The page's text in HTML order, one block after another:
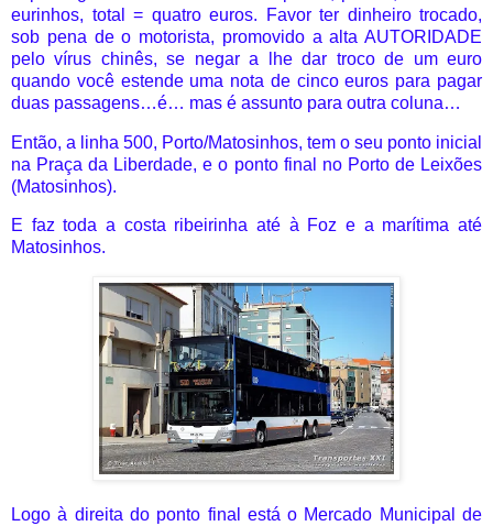
eurinhos, total = quatro euros. Favor ter dinheiro trocado,
sob pena de o motorista, promovido a alta AUTORIDADE
pelo vírus chinês, se negar a lhe dar troco de um euro
quando você estende uma nota de cinco euros para pagar
duas passagens…é… mas é assunto para outra coluna…
Então, a linha 500, Porto/Matosinhos, tem o seu ponto inicial
na Praça da Liberdade, e o ponto final no Porto de Leixões
(Matosinhos).
E faz toda a costa ribeirinha até à Foz e a marítima até
Matosinhos.
Logo à direita do ponto final está o Mercado Municipal de